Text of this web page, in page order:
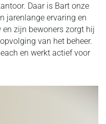
Daar is Bart onze
jarenlange ervaring en
zijn bewoners zorgt hij
van het beheer.
en werkt actief voor